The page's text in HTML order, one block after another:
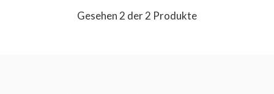
Gesehen 2 der 2 Produkte